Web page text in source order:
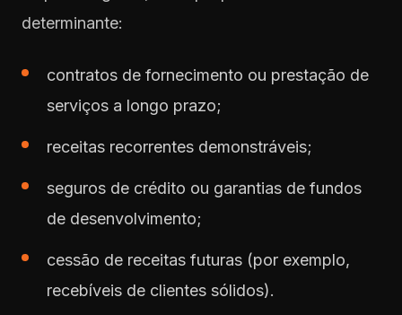
determinante:
contratos de fornecimento ou prestação de
serviços a longo prazo;
receitas recorrentes demonstráveis;
seguros de crédito ou garantias de fundos
de desenvolvimento;
cessão de receitas futuras (por exemplo,
recebíveis de clientes sólidos).